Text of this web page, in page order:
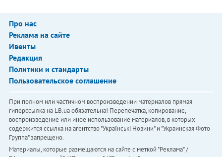
Про нас
Реклама на сайте
Ивенты
Редакция
Политики и стандарты
Пользовательское соглашение
При полном или частичном воспроизведении материалов прямая
гиперссылка на LB.ua обязательна! Перепечатка, копирование,
воспроизведение или иное использование материалов, в которых
содержится ссылка на агентство "Українськi Новини" и "Украинская Фото
Группа" запрещено.
Материалы, которые размещаются на сайте с меткой "Реклама" /